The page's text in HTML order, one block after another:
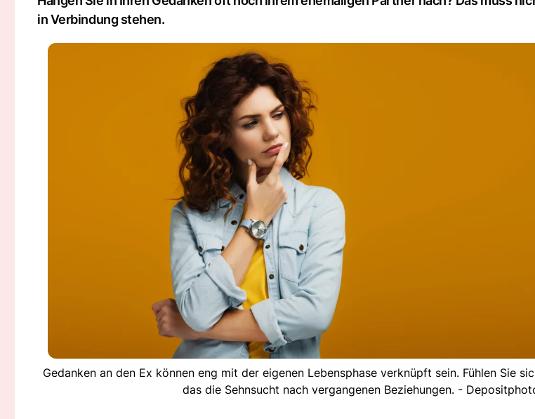
in Verbindung stehen.
Gedanken an den Ex können eng mit der eigenen Lebensphase verknüpft sein. Fühlen Sie
das die Sehnsucht nach vergangenen Beziehungen. -